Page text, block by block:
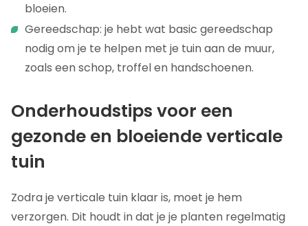
bloeien.
Gereedschap: je hebt wat basic gereedschap
nodig om je te helpen met je tuin aan de muur,
zoals een schop, troffel en handschoenen.
Onderhoudstips voor een
gezonde en bloeiende verticale
tuin
Zodra je verticale tuin klaar is, moet je hem
verzorgen. Dit houdt in dat je je planten regelmatig